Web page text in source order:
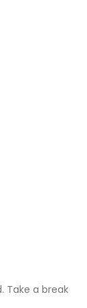
Take a break